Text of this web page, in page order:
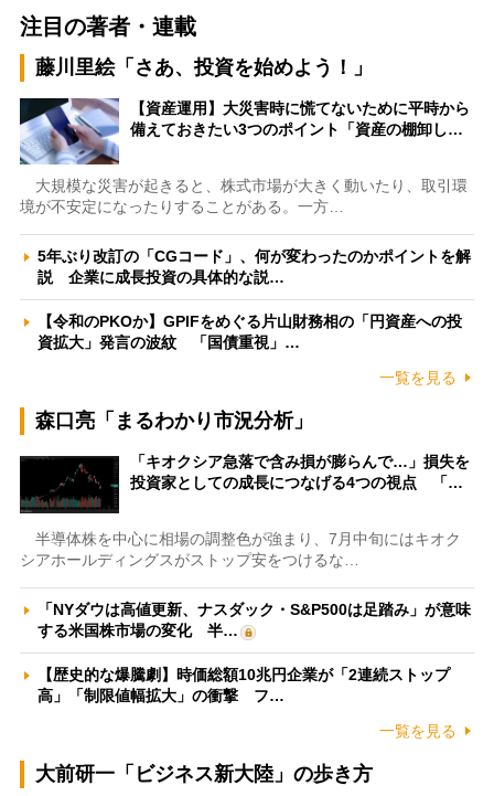
注目の著者・連載
藤川里絵「さあ、投資を始めよう！」
【資産運用】大災害時に慌てないために平時から
備えておきたい3つのポイント「資産の棚卸し…
大規模な災害が起きると、株式市場が大きく動いたり、取引環
境が不安定になったりすることがある。一方…
5年ぶり改訂の「CGコード」、何が変わったのかポイントを解
説 企業に成長投資の具体的な説…
【令和のPKOか】GPIFをめぐる片山財務相の「円資産への投
資拡大」発言の波紋 「国債重視」…
一覧を見る
森口亮「まるわかり市況分析」
「キオクシア急落で含み損が膨らんで…」損失を
投資家としての成長につなげる4つの視点 「…
半導体株を中心に相場の調整色が強まり、7月中旬にはキオク
シアホールディングスがストップ安をつけるな…
「NYダウは高値更新、ナスダック・S&P500は足踏み」が意味
する米国株市場の変化 半…
【歴史的な爆騰劇】時価総額10兆円企業が「2連続ストップ
高」「制限値幅拡大」の衝撃 フ…
一覧を見る
大前研一「ビジネス新大陸」の歩き方